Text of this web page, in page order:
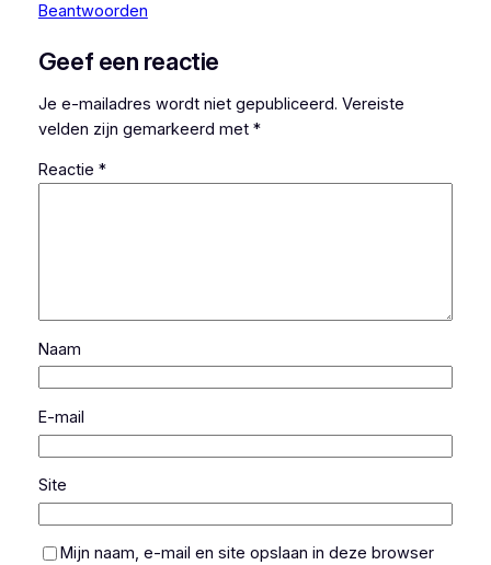
Beantwoorden
Geef een reactie
Je e-mailadres wordt niet gepubliceerd. Vereiste
velden zijn gemarkeerd met *
Reactie *
Naam
E-mail
Site
Mijn naam, e-mail en site opslaan in deze browser